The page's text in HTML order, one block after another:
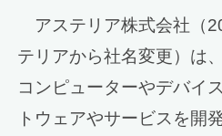
アステリア株式会社（
テリアから社名変更）は
コンピューターやデバイ
トウェアやサービスを開